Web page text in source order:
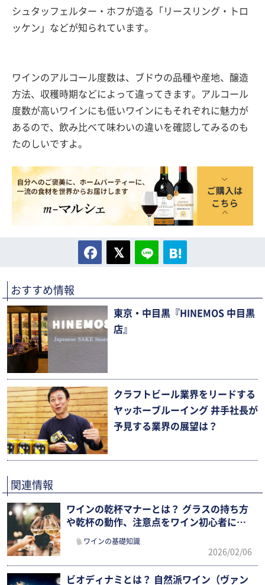
シュタッフェルター・ホフが造る「リースリング・トロ
ッケン」などが知られています。
ワインのアルコール度数は、ブドウの品種や産地、醸造
方法、収穫時期などによって違ってきます。アルコール
度数が高いワインにも低いワインにもそれぞれに魅力が
あるので、飲み比べて味わいの違いを確認してみるのも
たのしいですよ。
おすすめ情報
東京・中目黒『HINEMOS 中目黒
店』
クラフトビール業界をリードする
ヤッホーブルーイング 井手社長が
予見する業界の展望は？
関連情報
ワインの乾杯マナーとは？ グラスの持ち方
や乾杯の動作、注意点をワイン初心者にも
ワインの基礎知識
2026/02/06
ビオディナミとは？ 自然派ワイン（ヴァン